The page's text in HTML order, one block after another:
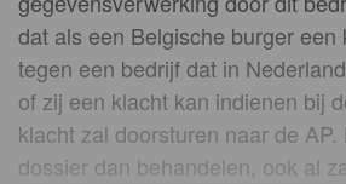
dat als een Belgische burger een
tegen een bedrijf dat in
of zij een klacht kan indienen bij
klacht zal doorsturen naar de
dossier dan behandelen, ook al